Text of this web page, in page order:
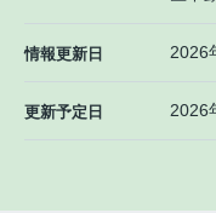
情報更新日 2026
更新予定日 2026